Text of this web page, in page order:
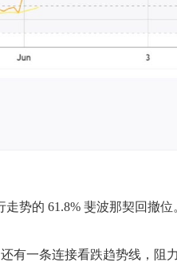
势的 61.8% 斐波那契回撤
有一条连接看跌趋势线，阻力